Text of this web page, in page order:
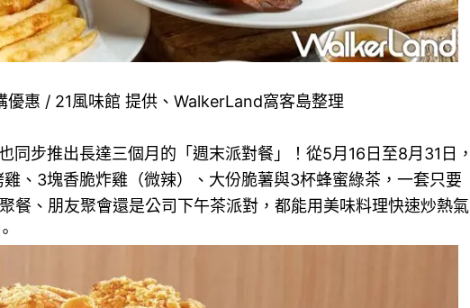
惠 / 21風味館 提供、WalkerLand窩客島整理
同步推出長達三個月的「週末派對餐」！從5月16日至8月31日，
、3塊香脆炸雞（微辣）、大份脆薯與3杯蜂蜜綠茶，一套只要
餐、朋友聚會還是公司下午茶派對，都能用美味料理快速炒熱氣